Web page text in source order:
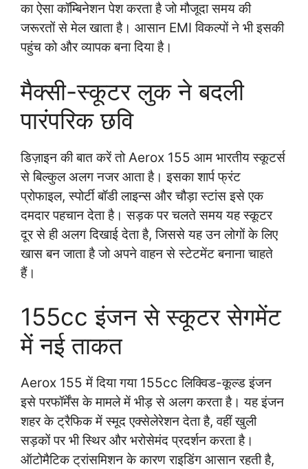
का ऐसा कॉम्बिनेशन पेश करता है जो मौजूदा समय की
जरूरतों से मेल खाता है। आसान EMI विकल्पों ने भी इसकी
पहुंच को और व्यापक बना दिया है।
मैक्सी-स्कूटर लुक ने बदली
पारंपरिक छवि
डिज़ाइन की बात करें तो Aerox 155 आम भारतीय स्कूटर्स
से बिल्कुल अलग नजर आता है। इसका शार्प फ्रंट
प्रोफाइल, स्पोर्टी बॉडी लाइन्स और चौड़ा स्टांस इसे एक
दमदार पहचान देता है। सड़क पर चलते समय यह स्कूटर
दूर से ही अलग दिखाई देता है, जिससे यह उन लोगों के लिए
खास बन जाता है जो अपने वाहन से स्टेटमेंट बनाना चाहते
हैं।
155cc इंजन से स्कूटर सेगमेंट
में नई ताकत
Aerox 155 में दिया गया 155cc लिक्विड-कूल्ड इंजन
इसे परफॉर्मेंस के मामले में भीड़ से अलग करता है। यह इंजन
शहर के ट्रैफिक में स्मूद एक्सेलेरेशन देता है, वहीं खुली
सड़कों पर भी स्थिर और भरोसेमंद प्रदर्शन करता है।
ऑटोमैटिक ट्रांसमिशन के कारण राइडिंग आसान रहती है,